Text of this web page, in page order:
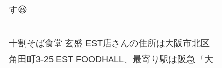
す😃
十割そば食堂 玄盛 EST店さんの住所は大阪市北区
角田町3-25 EST FOODHALL、最寄り駅は阪急『大